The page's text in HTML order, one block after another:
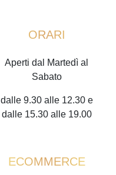
ORARI
Aperti dal Martedì al
Sabato
dalle 9.30 alle 12.30 e
dalle 15.30 alle 19.00
ECOMMERCE